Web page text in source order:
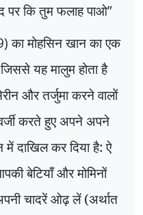
पर कि तुम फलाह पाओ”
का मोहसिन खान का एक
यह मालुम होता है
और तर्जुमा करने वालों
करते हुए अपने अपने
में दाखिल कर दिया है: ऐ
बेटियाँ और मोमिनों
चादरें ओढ़ लें (अर्थात